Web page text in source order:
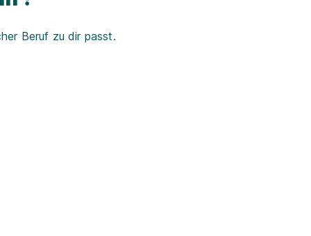
Beruf zu dir passt.